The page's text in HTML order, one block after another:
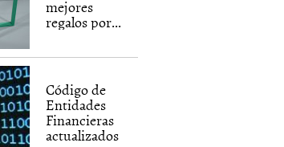
mejores
regalos por...
Código de
Entidades
Financieras
actualizados